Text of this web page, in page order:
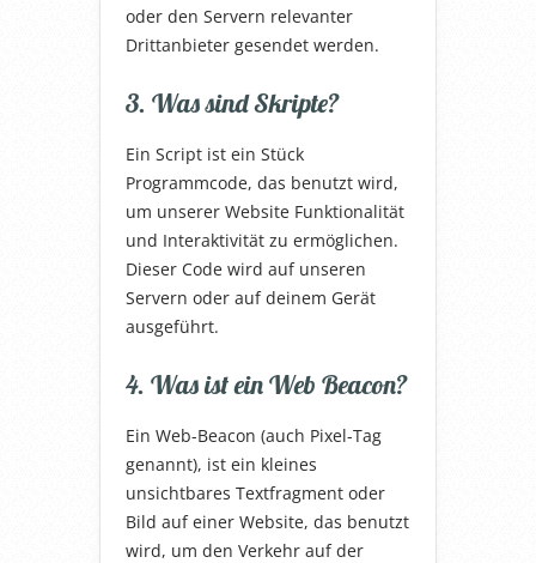
oder den Servern relevanter
Drittanbieter gesendet werden.
3. Was sind Skripte?
Ein Script ist ein Stück
Programmcode, das benutzt wird,
um unserer Website Funktionalität
und Interaktivität zu ermöglichen.
Dieser Code wird auf unseren
Servern oder auf deinem Gerät
ausgeführt.
4. Was ist ein Web Beacon?
Ein Web-Beacon (auch Pixel-Tag
genannt), ist ein kleines
unsichtbares Textfragment oder
Bild auf einer Website, das benutzt
wird, um den Verkehr auf der